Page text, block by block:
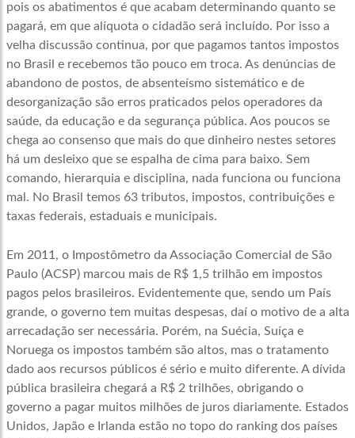
pois os abatimentos é que acabam determinando quanto se
pagará, em que alíquota o cidadão será incluído. Por isso a
velha discussão continua, por que pagamos tantos impostos
no Brasil e recebemos tão pouco em troca. As denúncias de
abandono de postos, de absenteísmo sistemático e de
desorganização são erros praticados pelos operadores da
saúde, da educação e da segurança pública. Aos poucos se
chega ao consenso que mais do que dinheiro nestes setores
há um desleixo que se espalha de cima para baixo. Sem
comando, hierarquia e disciplina, nada funciona ou funciona
mal. No Brasil temos 63 tributos, impostos, contribuições e
taxas federais, estaduais e municipais.
Em 2011, o Impostômetro da Associação Comercial de São
Paulo (ACSP) marcou mais de R$ 1,5 trilhão em impostos
pagos pelos brasileiros. Evidentemente que, sendo um País
grande, o governo tem muitas despesas, daí o motivo de a alta
arrecadação ser necessária. Porém, na Suécia, Suíça e
Noruega os impostos também são altos, mas o tratamento
dado aos recursos públicos é sério e muito diferente. A dívida
pública brasileira chegará a R$ 2 trilhões, obrigando o
governo a pagar muitos milhões de juros diariamente. Estados
Unidos, Japão e Irlanda estão no topo do ranking dos países